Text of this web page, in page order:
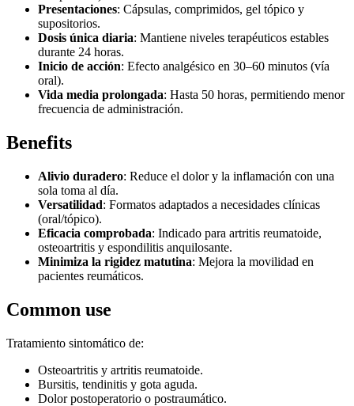
Presentaciones: Cápsulas, comprimidos, gel tópico y
supositorios.
Dosis única diaria: Mantiene niveles terapéuticos estables
durante 24 horas.
Inicio de acción: Efecto analgésico en 30–60 minutos (vía
oral).
Vida media prolongada: Hasta 50 horas, permitiendo menor
frecuencia de administración.
Benefits
Alivio duradero: Reduce el dolor y la inflamación con una
sola toma al día.
Versatilidad: Formatos adaptados a necesidades clínicas
(oral/tópico).
Eficacia comprobada: Indicado para artritis reumatoide,
osteoartritis y espondilitis anquilosante.
Minimiza la rigidez matutina: Mejora la movilidad en
pacientes reumáticos.
Common use
Tratamiento sintomático de:
Osteoartritis y artritis reumatoide.
Bursitis, tendinitis y gota aguda.
Dolor postoperatorio o postraumático.